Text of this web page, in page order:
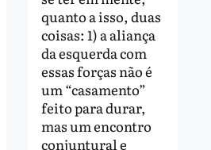
quanto a isso, duas
coisas: 1) a aliança
da esquerda com
essas forças não é
um “casamento”
feito para durar,
mas um encontro
conjuntural e